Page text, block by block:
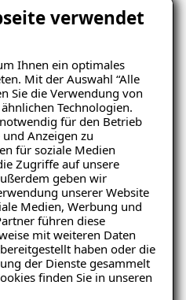
verwendet
Ihnen ein optimales
Mit der Auswahl “Alle
Sie die Verwendung von
Technologien.
für den Betrieb
Anzeigen zu
für soziale Medien
Zugriffe auf unsere
geben wir
unserer Website
Medien, Werbung und
führen diese
mit weiteren Daten
haben oder die
der Dienste gesammelt
finden Sie in unseren